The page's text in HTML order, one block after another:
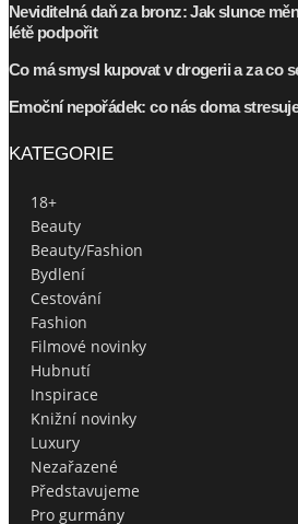
Neviditelná daň za bronz: Jak slunce
létě podpořit
Co má smysl kupovat v drogerii a za co
Emoční nepořádek: co nás doma
KATEGORIE
18+
Beauty
Beauty/Fashion
Bydlení
Cestování
Fashion
Filmové novinky
Hubnutí
Inspirace
Knižní novinky
Luxury
Nezařazené
Představujeme
Pro gurmány